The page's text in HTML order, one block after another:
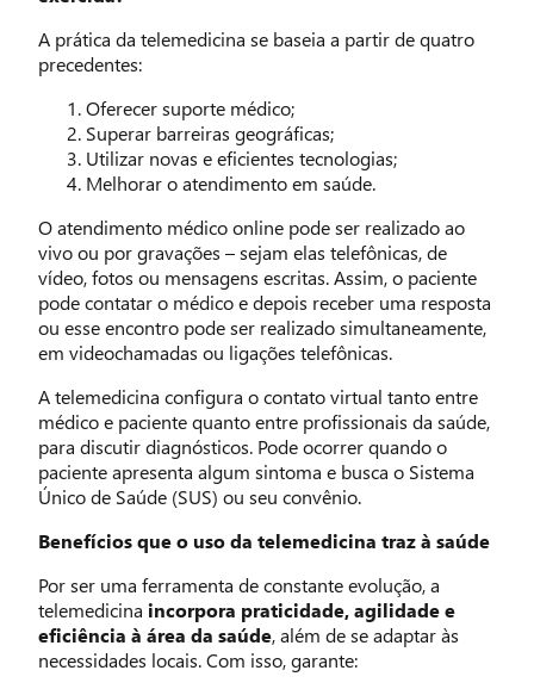
A prática da telemedicina se baseia a partir de quatro
precedentes:
Oferecer suporte médico;
Superar barreiras geográficas;
Utilizar novas e eficientes tecnologias;
Melhorar o atendimento em saúde.
O atendimento médico online pode ser realizado ao
vivo ou por gravações – sejam elas telefônicas, de
vídeo, fotos ou mensagens escritas. Assim, o paciente
pode contatar o médico e depois receber uma resposta
ou esse encontro pode ser realizado simultaneamente,
em videochamadas ou ligações telefônicas.
A telemedicina configura o contato virtual tanto entre
médico e paciente quanto entre profissionais da saúde,
para discutir diagnósticos. Pode ocorrer quando o
paciente apresenta algum sintoma e busca o Sistema
Único de Saúde (SUS) ou seu convênio.
Benefícios que o uso da telemedicina traz à saúde
Por ser uma ferramenta de constante evolução, a
telemedicina incorpora praticidade, agilidade e
eficiência à área da saúde, além de se adaptar às
necessidades locais. Com isso, garante: